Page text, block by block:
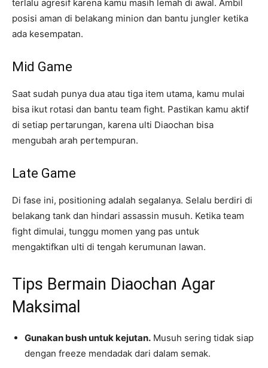
terlalu agresif karena kamu masih lemah di awal. Ambil
posisi aman di belakang minion dan bantu jungler ketika
ada kesempatan.
Mid Game
Saat sudah punya dua atau tiga item utama, kamu mulai
bisa ikut rotasi dan bantu team fight. Pastikan kamu aktif
di setiap pertarungan, karena ulti Diaochan bisa
mengubah arah pertempuran.
Late Game
Di fase ini, positioning adalah segalanya. Selalu berdiri di
belakang tank dan hindari assassin musuh. Ketika team
fight dimulai, tunggu momen yang pas untuk
mengaktifkan ulti di tengah kerumunan lawan.
Tips Bermain Diaochan Agar
Maksimal
Gunakan bush untuk kejutan. Musuh sering tidak siap
dengan freeze mendadak dari dalam semak.